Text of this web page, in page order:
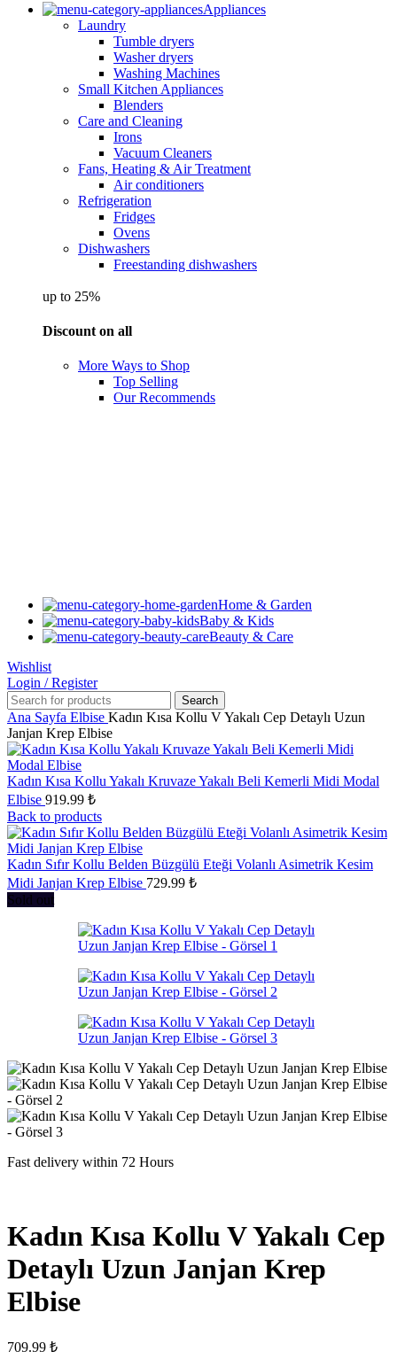
Appliances
Laundry
Tumble dryers
Washer dryers
Washing Machines
Small Kitchen Appliances
Blenders
Care and Cleaning
Irons
Vacuum Cleaners
Fans, Heating & Air Treatment
Air conditioners
Refrigeration
Fridges
Ovens
Dishwashers
Freestanding dishwashers
up to 25%
Discount on all
More Ways to Shop
Top Selling
Our Recommends
Home & Garden
Baby & Kids
Beauty & Care
Wishlist
Login / Register
Search
Ana Sayfa Elbise Kadın Kısa Kollu V Yakalı Cep Detaylı Uzun
Janjan Krep Elbise
Kadın Kısa Kollu Yakalı Kruvaze Yakalı Beli Kemerli Midi Modal
Elbise 919.99 ₺
Back to products
Kadın Sıfır Kollu Belden Büzgülü Eteği Volanlı Asimetrik Kesim
Midi Janjan Krep Elbise 729.99 ₺
Sold out
Fast delivery within 72 Hours
Kadın Kısa Kollu V Yakalı Cep
Detaylı Uzun Janjan Krep
Elbise
709.99 ₺